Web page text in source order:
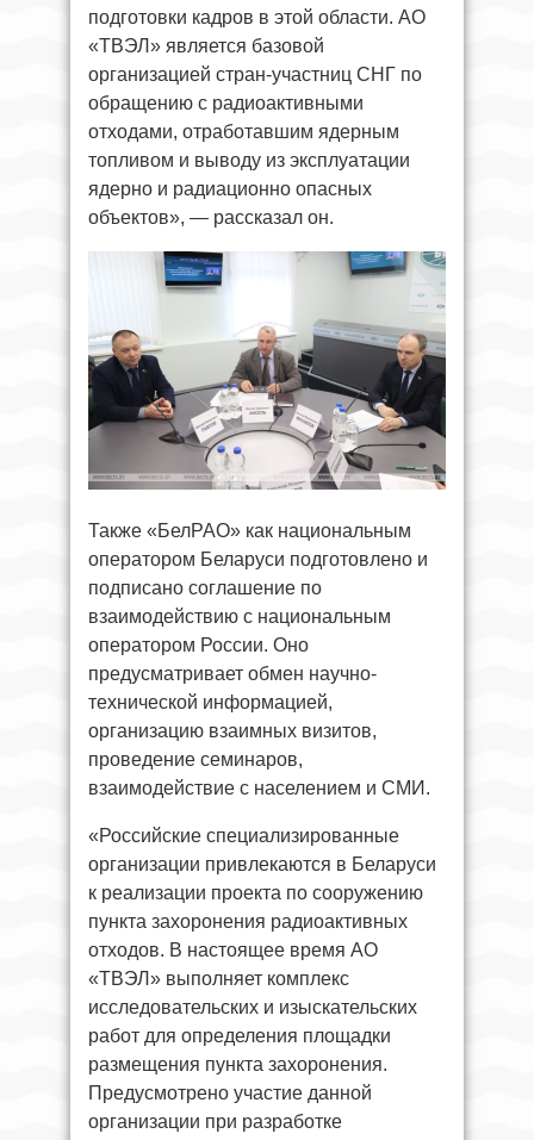
подготовки кадров в этой области. АО
«ТВЭЛ» является базовой
организацией стран-участниц СНГ по
обращению с радиоактивными
отходами, отработавшим ядерным
топливом и выводу из эксплуатации
ядерно и радиационно опасных
объектов», — рассказал он.
Также «БелРАО» как национальным
оператором Беларуси подготовлено и
подписано соглашение по
взаимодействию с национальным
оператором России. Оно
предусматривает обмен научно-
технической информацией,
организацию взаимных визитов,
проведение семинаров,
взаимодействие с населением и СМИ.
«Российские специализированные
организации привлекаются в Беларуси
к реализации проекта по сооружению
пункта захоронения радиоактивных
отходов. В настоящее время АО
«ТВЭЛ» выполняет комплекс
исследовательских и изыскательских
работ для определения площадки
размещения пункта захоронения.
Предусмотрено участие данной
организации при разработке